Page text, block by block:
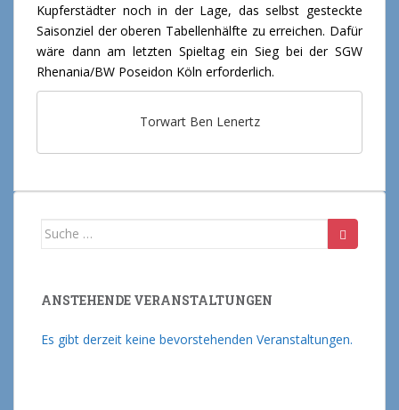
Kupferstädter noch in der Lage, das selbst gesteckte
Saisonziel der oberen Tabellenhälfte zu erreichen. Dafür
wäre dann am letzten Spieltag ein Sieg bei der SGW
Rhenania/BW Poseidon Köln erforderlich.
Torwart Ben Lenertz
Suche nach:
ANSTEHENDE VERANSTALTUNGEN
Es gibt derzeit keine bevorstehenden Veranstaltungen.